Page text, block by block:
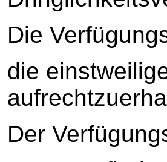
Die
die
Der